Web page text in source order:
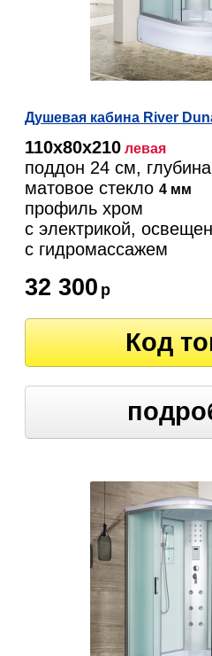
Душевая кабина River
110х80х210 левая
поддон 24 см,
матовое стекло4 мм
профиль хром
с электрикой,
c гидромассажем
32 300 р
Код